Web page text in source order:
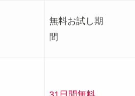
無料お試し期
間